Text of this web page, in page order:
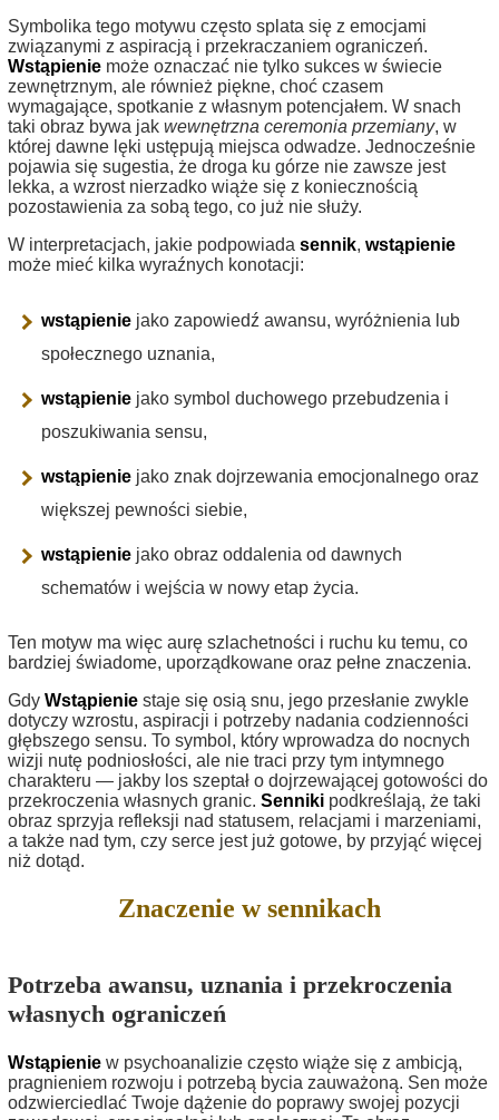
Symbolika tego motywu często splata się z emocjami
związanymi z aspiracją i przekraczaniem ograniczeń.
Wstąpienie może oznaczać nie tylko sukces w świecie
zewnętrznym, ale również piękne, choć czasem
wymagające, spotkanie z własnym potencjałem. W snach
taki obraz bywa jak wewnętrzna ceremonia przemiany, w
której dawne lęki ustępują miejsca odwadze. Jednocześnie
pojawia się sugestia, że droga ku górze nie zawsze jest
lekka, a wzrost nierzadko wiąże się z koniecznością
pozostawienia za sobą tego, co już nie służy.
W interpretacjach, jakie podpowiada sennik, wstąpienie
może mieć kilka wyraźnych konotacji:
wstąpienie jako zapowiedź awansu, wyróżnienia lub
społecznego uznania,
wstąpienie jako symbol duchowego przebudzenia i
poszukiwania sensu,
wstąpienie jako znak dojrzewania emocjonalnego oraz
większej pewności siebie,
wstąpienie jako obraz oddalenia od dawnych
schematów i wejścia w nowy etap życia.
Ten motyw ma więc aurę szlachetności i ruchu ku temu, co
bardziej świadome, uporządkowane oraz pełne znaczenia.
Gdy Wstąpienie staje się osią snu, jego przesłanie zwykle
dotyczy wzrostu, aspiracji i potrzeby nadania codzienności
głębszego sensu. To symbol, który wprowadza do nocnych
wizji nutę podniosłości, ale nie traci przy tym intymnego
charakteru — jakby los szeptał o dojrzewającej gotowości do
przekroczenia własnych granic. Senniki podkreślają, że taki
obraz sprzyja refleksji nad statusem, relacjami i marzeniami,
a także nad tym, czy serce jest już gotowe, by przyjąć więcej
niż dotąd.
Znaczenie w sennikach
Potrzeba awansu, uznania i przekroczenia
własnych ograniczeń
Wstąpienie w psychoanalizie często wiąże się z ambicją,
pragnieniem rozwoju i potrzebą bycia zauważoną. Sen może
odzwierciedlać Twoje dążenie do poprawy swojej pozycji